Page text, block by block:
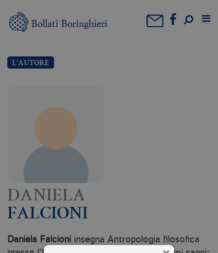
L'AUTORE
DANIELA
FALCIONI
Daniela Falcioni insegna Antropologia filosofica